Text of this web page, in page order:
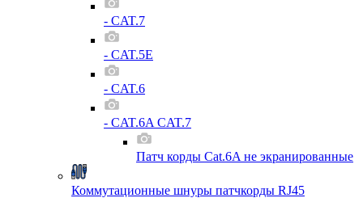
- CAT.7
- CAT.5E
- CAT.6
- CAT.6A CAT.7
Патч корды Cat.6A не экранированные
Коммутационные шнуры патчкорды RJ45